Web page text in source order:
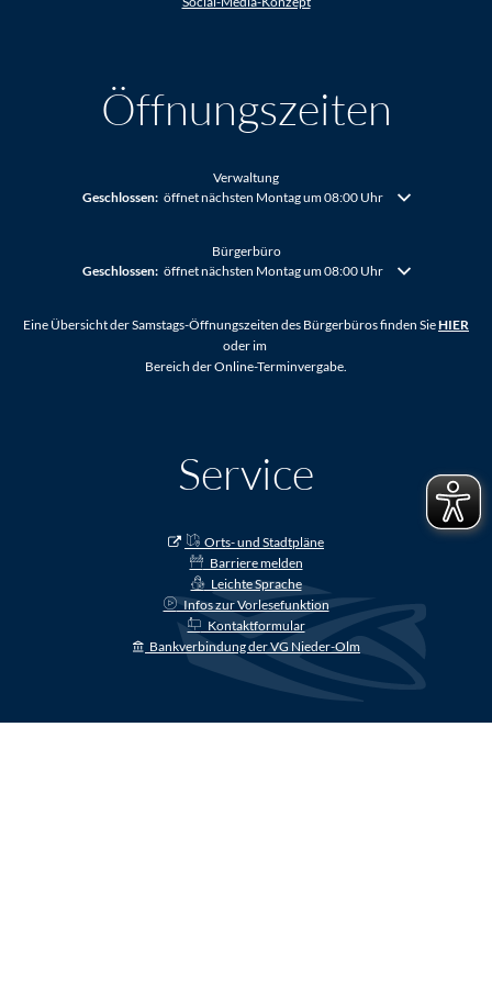
Öffnungszeiten
Verwaltung
Klicken, um weitere Öffnungs- oder Schließzeiten auszublenden
Geschlossen: öffnet nächsten Montag um 08:00 Uhr
Bürgerbüro
Klicken, um weitere Öffnungs- oder Schließzeiten auszublenden
Geschlossen: öffnet nächsten Montag um 08:00 Uhr
Eine Übersicht der Samstags-Öffnungszeiten des Bürgerbüros finden SieHIER
oder im
Bereich der Online-Terminvergabe.
Service
Orts- und Stadtpläne
Barriere melden
Leichte Sprache
Infos zur Vorlesefunktion
Kontaktformular
Bankverbindung der VG Nieder-Olm